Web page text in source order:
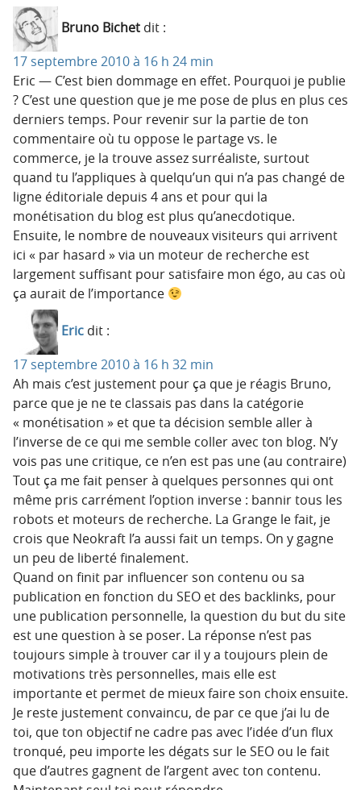
Bruno Bichet dit :
17 septembre 2010 à 16 h 24 min
Eric — C’est bien dommage en effet. Pourquoi je publie
? C’est une question que je me pose de plus en plus ces
derniers temps. Pour revenir sur la partie de ton
commentaire où tu oppose le partage vs. le
commerce, je la trouve assez surréaliste, surtout
quand tu l’appliques à quelqu’un qui n’a pas changé de
ligne éditoriale depuis 4 ans et pour qui la
monétisation du blog est plus qu’anecdotique.
Ensuite, le nombre de nouveaux visiteurs qui arrivent
ici « par hasard » via un moteur de recherche est
largement suffisant pour satisfaire mon égo, au cas où
ça aurait de l’importance
Eric dit :
17 septembre 2010 à 16 h 32 min
Ah mais c’est justement pour ça que je réagis Bruno,
parce que je ne te classais pas dans la catégorie
« monétisation » et que ta décision semble aller à
l’inverse de ce qui me semble coller avec ton blog. N’y
vois pas une critique, ce n’en est pas une (au contraire)
Tout ça me fait penser à quelques personnes qui ont
même pris carrément l’option inverse : bannir tous les
robots et moteurs de recherche. La Grange le fait, je
crois que Neokraft l’a aussi fait un temps. On y gagne
un peu de liberté finalement.
Quand on finit par influencer son contenu ou sa
publication en fonction du SEO et des backlinks, pour
une publication personnelle, la question du but du site
est une question à se poser. La réponse n’est pas
toujours simple à trouver car il y a toujours plein de
motivations très personnelles, mais elle est
importante et permet de mieux faire son choix ensuite.
Je reste justement convaincu, de par ce que j’ai lu de
toi, que ton objectif ne cadre pas avec l’idée d’un flux
tronqué, peu importe les dégats sur le SEO ou le fait
que d’autres gagnent de l’argent avec ton contenu.